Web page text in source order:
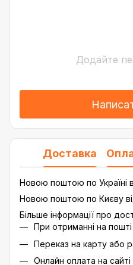
Додайте
Доставка
Новою поштою по Україні
Новою поштою по Києву
Більше інформації про
При отриманні на пошті
Переказ на карту або
Онлайн оплата на